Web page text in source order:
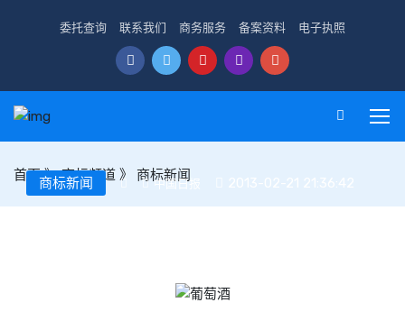
委托查询 联系我们 商务服务 备案资料 电子执照
首页》商标频道 》 商标新闻
商标新闻 中国日报 2013-02-21 21:36:42